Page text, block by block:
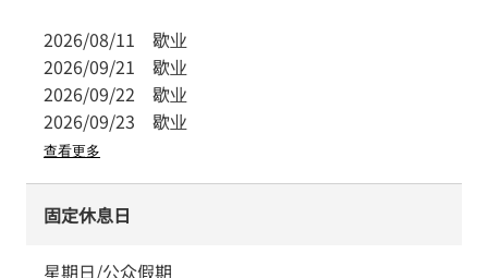
2026/08/11 歇业
2026/09/21 歇业
2026/09/22 歇业
2026/09/23 歇业
查看更多
固定休息日
星期日/公众假期